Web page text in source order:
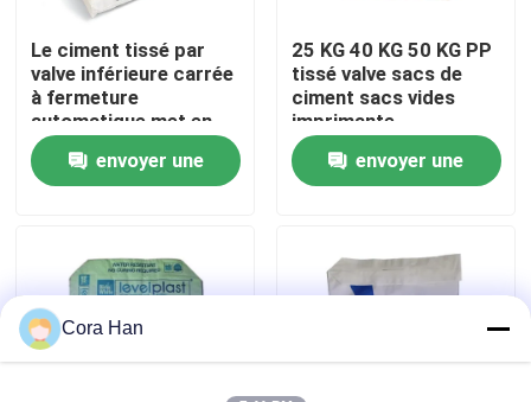
Contrôle de qualité
Contactez-nous
Nouvelles
Sacs de empaquetage de ciment
Le ciment tissé par
valve inférieure carrée
à fermeture
automatique met en
sac 20 kilogrammes
25 kilogrammes 40
kilogrammes 50
envoyer une
25 KG 40 KG 50 KG PP
tissé valve sacs de
ciment sacs vides
imprimante
industrielle
envoyer une
Cora Han